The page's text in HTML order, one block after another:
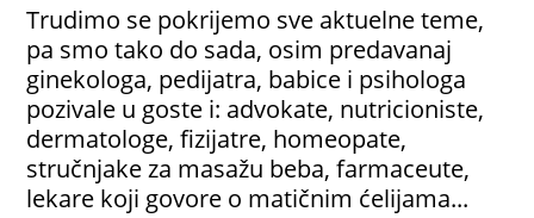
Trudimo se pokrijemo sve aktuelne teme,
pa smo tako do sada, osim predavanaj
ginekologa, pedijatra, babice i psihologa
pozivale u goste i: advokate, nutricioniste,
dermatologe, fizijatre, homeopate,
stručnjake za masažu beba, farmaceute,
lekare koji govore o matičnim ćelijama...